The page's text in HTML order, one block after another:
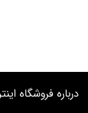
درباره فروشگاه